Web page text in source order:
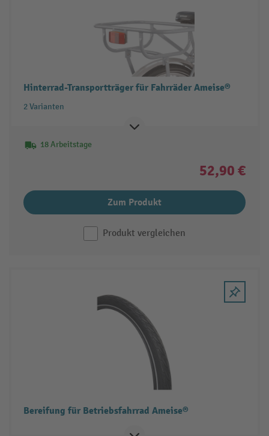
Hinterrad-Transportträger für Fahrräder Ameise®
2 Varianten
18 Arbeitstage
52,90 €
Zum Produkt
Produkt vergleichen
Bereifung für Betriebsfahrrad Ameise®